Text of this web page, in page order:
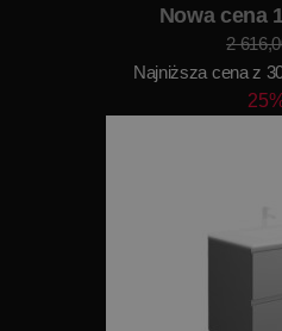
Nowa cena
2
Najniższa cena z